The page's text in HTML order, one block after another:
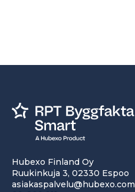
Hubexo Finland Oy
Ruukinkuja 3, 02330 Espoo
asiakaspalvelu@hubexo.com